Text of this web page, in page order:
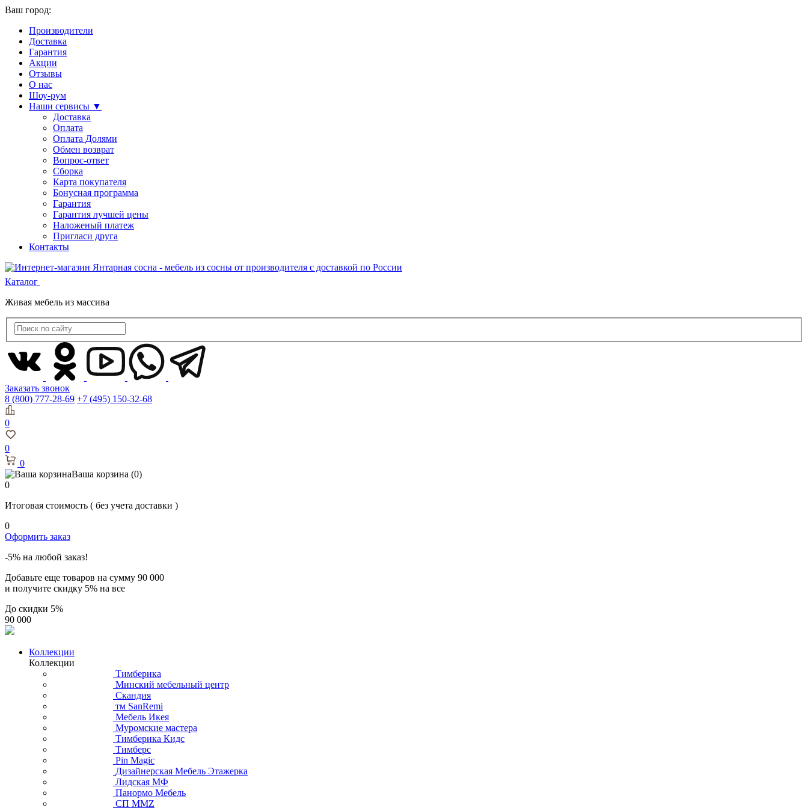
Ваш город:
Производители
Доставка
Гарантия
Акции
Отзывы
О нас
Шоу-рум
Наши сервисы ▼
Доставка
Оплата
Оплата Долями
Обмен возврат
Вопрос-ответ
Сборка
Карта покупателя
Бонусная программа
Гарантия
Гарантия лучшей цены
Наложеный платеж
Пригласи друга
Контакты
Каталог
Живая мебель из массива
Заказать звонок
8 (800) 777-28-69 +7 (495) 150-32-68
0
0
0
Ваша корзина (0)
0
Итоговая стоимость ( без учета доставки )
0
Оформить заказ
-5% на любой заказ!
Добавьте еще товаров на сумму 90 000
и получите скидку 5% на все
До скидки 5%
90 000
Коллекции
Коллекции
Тимберика
Минский мебельный центр
Скандия
тм SanRemi
Мебель Икея
Муромские мастера
Тимберика Кидс
Тимберс
Pin Magic
Дизайнерская Мебель Этажерка
Лидская МФ
Панормо Мебель
СП ММZ